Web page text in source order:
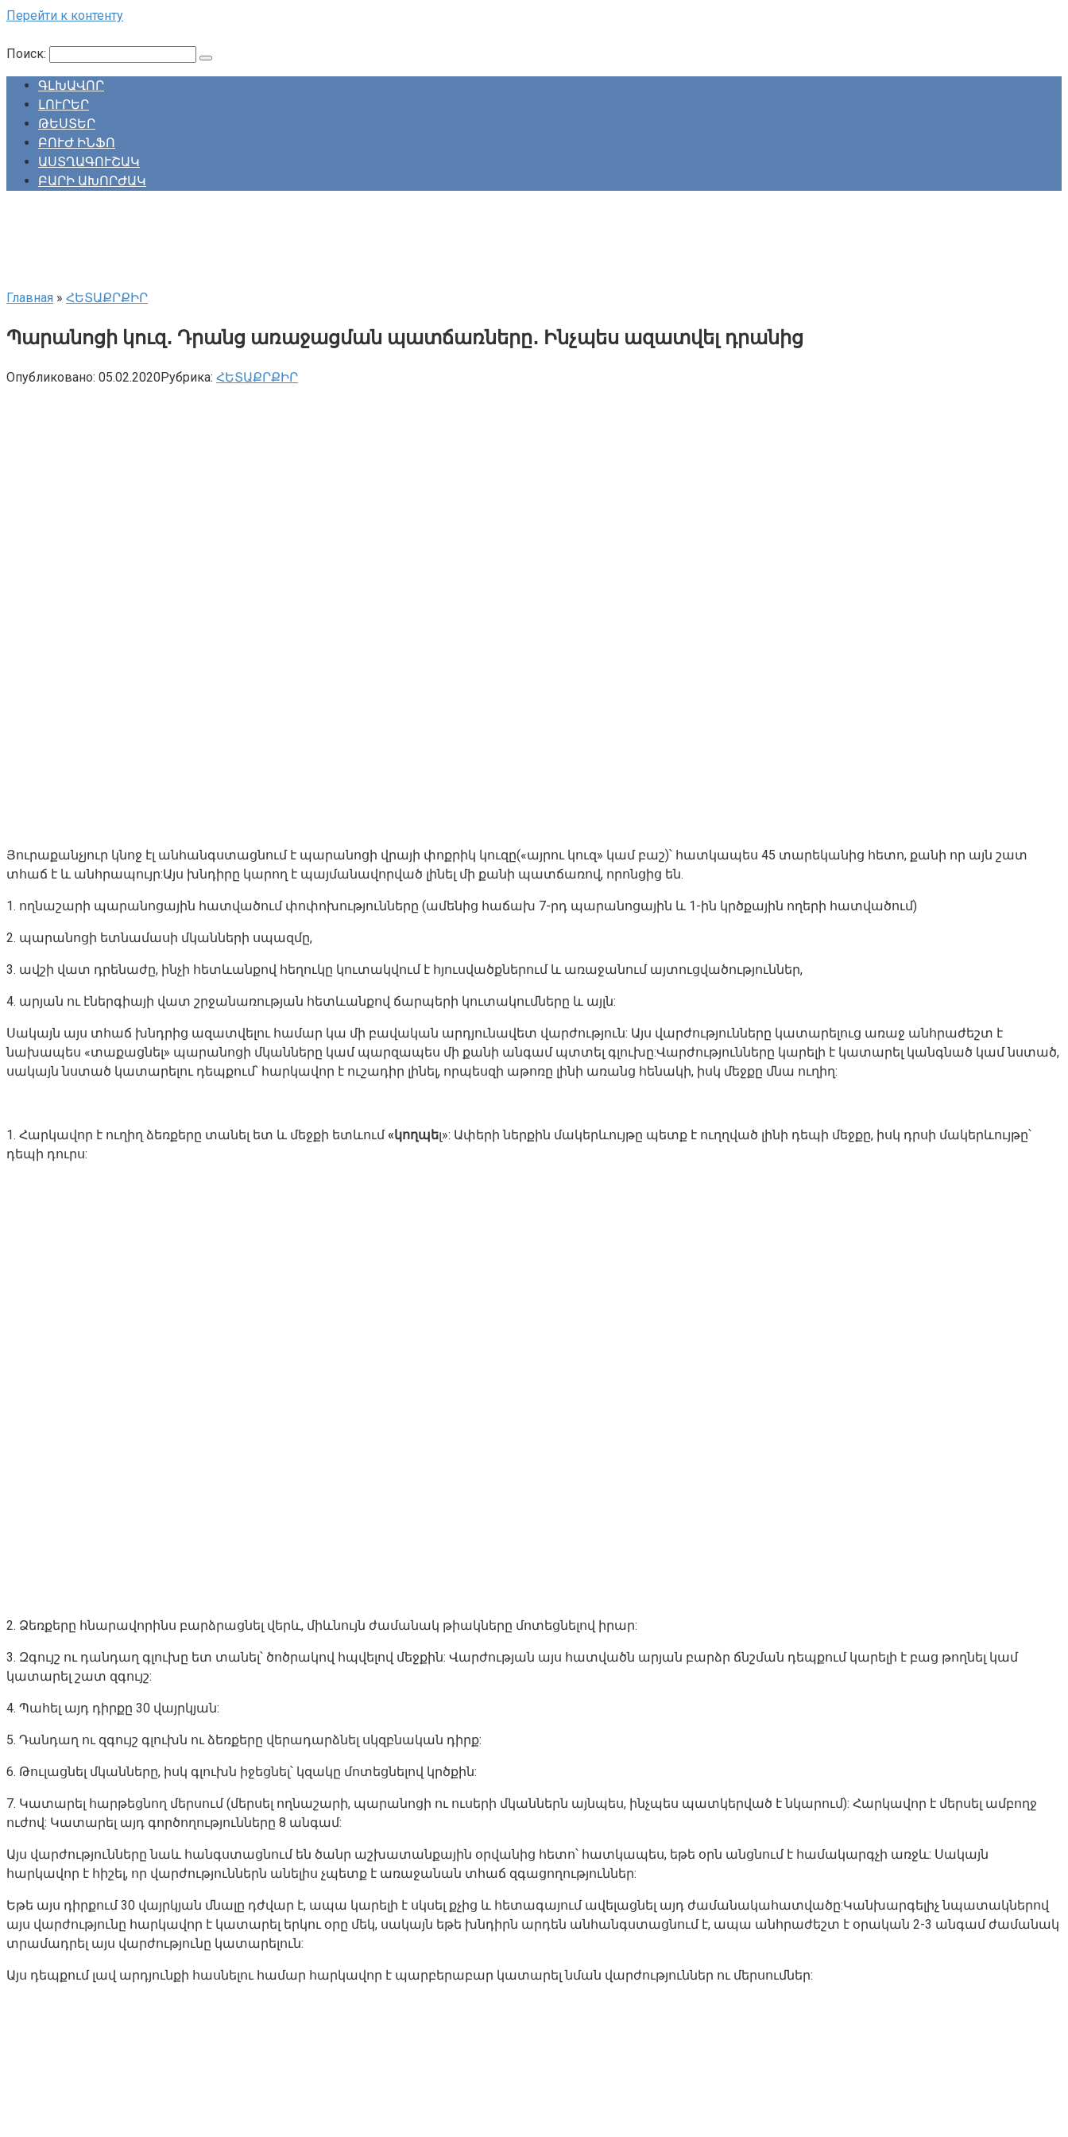
Перейти к контенту
Поиск:
ԳԼԽԱՎՈՐ
ԼՈՒՐԵՐ
ԹԵՍՏԵՐ
ԲՈՒԺ ԻՆՖՈ
ԱՍՏՂԱԳՈՒՇԱԿ
ԲԱՐԻ ԱԽՈՐԺԱԿ
Главная » ՀԵՏԱՔՐՔԻՐ
Պարանոցի կուզ․ Դրանց առաջացման պատճառները․ Ինչպես ազատվել դրանից
Опубликовано: 05.02.2020Рубрика: ՀԵՏԱՔՐՔԻՐ
Յուրաքանչյուր կնոջ էլ անհանգստացնում է պարանոցի վրայի փոքրիկ կուզը(«այրու կուզ» կամ բաշ)՝ հատկապես 45 տարեկանից հետո, քանի որ այն շատ
տհաճ է և անհրապույր:Այս խնդիրը կարող է պայմանավորված լինել մի քանի պատճառով, որոնցից են.
1. ողնաշարի պարանոցային հատվածում փոփոխությունները (ամենից հաճախ 7-րդ պարանոցային և 1-ին կրծքային ողերի հատվածում)
2. պարանոցի ետնամասի մկանների սպազմը,
3. ավշի վատ դրենաժը, ինչի հետևանքով հեղուկը կուտակվում է հյուսվածքներում և առաջանում այտուցվածություններ,
4. արյան ու էներգիայի վատ շրջանառության հետևանքով ճարպերի կուտակումները և այլն:
Սակայն այս տհաճ խնդրից ազատվելու համար կա մի բավական արդյունավետ վարժություն: Այս վարժությունները կատարելուց առաջ անհրաժեշտ է
նախապես «տաքացնել» պարանոցի մկանները կամ պարզապես մի քանի անգամ պտտել գլուխը:Վարժությունները կարելի է կատարել կանգնած կամ նստած,
սակայն նստած կատարելու դեպքում՝ հարկավոր է ուշադիր լինել, որպեսզի աթոռը լինի առանց հենակի, իսկ մեջքը մնա ուղիղ:
1. Հարկավոր է ուղիղ ձեռքերը տանել ետ և մեջքի ետևում«կողպել»: Ափերի ներքին մակերևույթը պետք է ուղղված լինի դեպի մեջքը, իսկ դրսի մակերևույթը՝
դեպի դուրս:
2. Ձեռքերը հնարավորինս բարձրացնել վերև, միևնույն ժամանակ թիակները մոտեցնելով իրար:
3. Զգույշ ու դանդաղ գլուխը ետ տանել՝ ծոծրակով հպվելով մեջքին: Վարժության այս հատվածն արյան բարձր ճնշման դեպքում կարելի է բաց թողնել կամ
կատարել շատ զգույշ:
4. Պահել այդ դիրքը 30 վայրկյան:
5. Դանդաղ ու զգույշ գլուխն ու ձեռքերը վերադարձնել սկզբնական դիրք:
6. Թուլացնել մկանները, իսկ գլուխն իջեցնել՝ կզակը մոտեցնելով կրծքին:
7. Կատարել հարթեցնող մերսում (մերսել ողնաշարի, պարանոցի ու ուսերի մկաններն այնպես, ինչպես պատկերված է նկարում): Հարկավոր է մերսել ամբողջ
ուժով: Կատարել այդ գործողությունները 8 անգամ:
Այս վարժությունները նաև հանգստացնում են ծանր աշխատանքային օրվանից հետո՝ հատկապես, եթե օրն անցնում է համակարգչի առջև: Սակայն
հարկավոր է հիշել, որ վարժություններն անելիս չպետք է առաջանան տհաճ զգացողություններ:
Եթե այս դիրքում 30 վայրկյան մնալը դժվար է, ապա կարելի է սկսել քչից և հետագայում ավելացնել այդ ժամանակահատվածը:Կանխարգելիչ նպատակներով
այս վարժությունը հարկավոր է կատարել երկու օրը մեկ, սակայն եթե խնդիրն արդեն անհանգստացնում է, ապա անհրաժեշտ է օրական 2-3 անգամ ժամանակ
տրամադրել այս վարժությունը կատարելուն:
Այս դեպքում լավ արդյունքի հասնելու համար հարկավոր է պարբերաբար կատարել նման վարժություններ ու մերսումներ: